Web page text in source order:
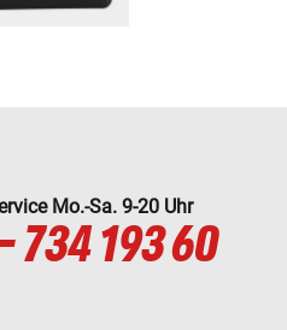
Mo.-Sa. 9-20 Uhr
734 193 60